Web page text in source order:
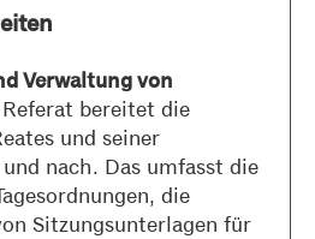
Verwaltung von
Referat bereitet die
und seiner
nach. Das umfasst die
die
Sitzungsunterlagen für